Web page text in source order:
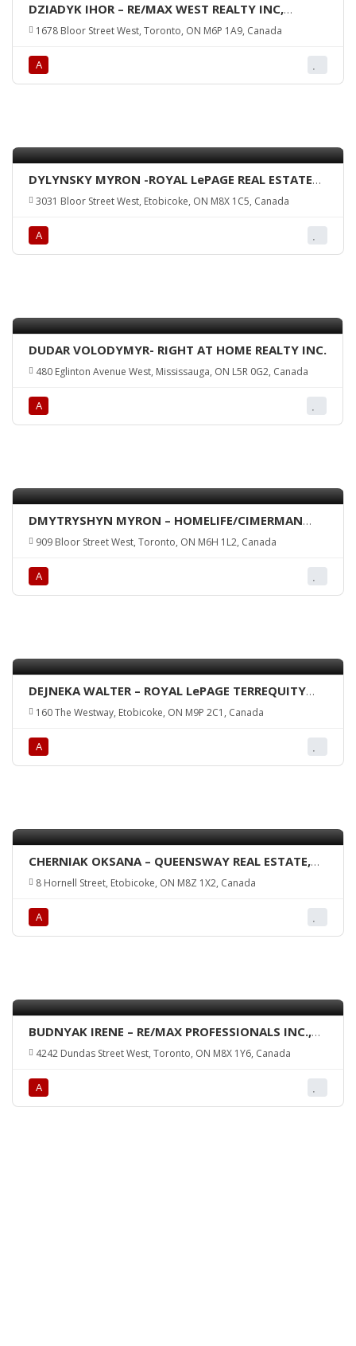
DZIADYK IHOR – RE/MAX WEST REALTY INC,
Brokerage
1678 Bloor Street West, Toronto, ON M6P 1A9, Canada
А
DYLYNSKY MYRON -ROYAL LePAGE REAL ESTATE
SERVICES LTD.
3031 Bloor Street West, Etobicoke, ON M8X 1C5, Canada
А
DUDAR VOLODYMYR- RIGHT AT HOME REALTY INC.
480 Eglinton Avenue West, Mississauga, ON L5R 0G2, Canada
А
DMYTRYSHYN MYRON – HOMELIFE/CIMERMAN
REAL ESTATE LTD.
909 Bloor Street West, Toronto, ON M6H 1L2, Canada
А
DEJNEKA WALTER – ROYAL LePAGE TERREQUITY
REALTY, Brokerage
160 The Westway, Etobicoke, ON M9P 2C1, Canada
А
CHERNIAK OKSANA – QUEENSWAY REAL ESTATE,
Brokerage
8 Hornell Street, Etobicoke, ON M8Z 1X2, Canada
А
BUDNYAK IRENE – RE/MAX PROFESSIONALS INC.,
Brokerage
4242 Dundas Street West, Toronto, ON M8X 1Y6, Canada
А